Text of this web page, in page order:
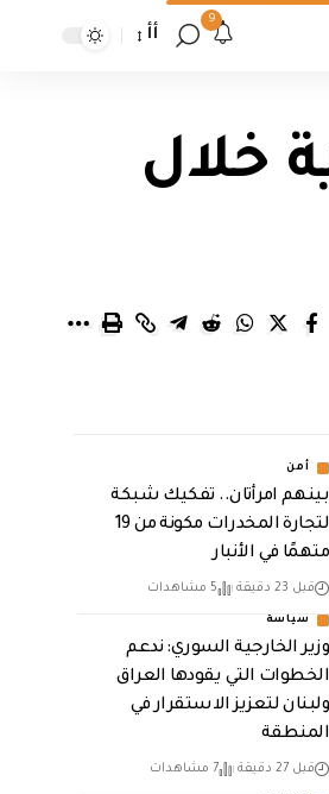
9
أأ
معادية خلال
أمن
بينهم امرأتان.. تفكيك شبكة
لتجارة المخدرات مكونة من 19
متهمًا في الأنبار
قبل 23 دقيقة 5 مشاهدات
سياسة
وزير الخارجية السوري: ندعم
الخطوات التي يقودها العراق
ولبنان لتعزيز الاستقرار في
المنطقة
قبل 27 دقيقة 7 مشاهدات